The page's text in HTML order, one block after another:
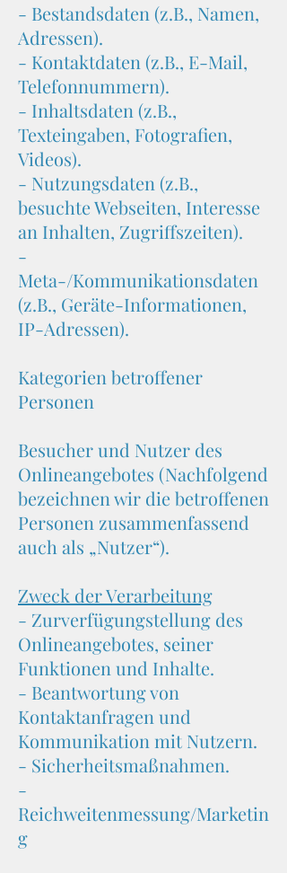
- Bestandsdaten (z.B., Namen,
Adressen).
- Kontaktdaten (z.B., E-Mail,
Telefonnummern).
- Inhaltsdaten (z.B.,
Texteingaben, Fotografien,
Videos).
- Nutzungsdaten (z.B.,
besuchte Webseiten, Interesse
an Inhalten, Zugriffszeiten).
-
Meta-/Kommunikationsdaten
(z.B., Geräte-Informationen,
IP-Adressen).
Kategorien betroffener
Personen
Besucher und Nutzer des
Onlineangebotes (Nachfolgend
bezeichnen wir die betroffenen
Personen zusammenfassend
auch als „Nutzer“).
Zweck der Verarbeitung
- Zurverfügungstellung des
Onlineangebotes, seiner
Funktionen und Inhalte.
- Beantwortung von
Kontaktanfragen und
Kommunikation mit Nutzern.
- Sicherheitsmaßnahmen.
-
Reichweitenmessung/Marketin
g